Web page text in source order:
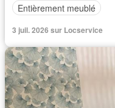
Entièrement meublé
3 juil. 2026 sur Locservice